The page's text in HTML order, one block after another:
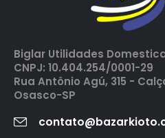
Biglar Utilidades
CNPJ: 10.404.254/0001-29
Rua Antônio Agú, 315 -
Osasco-SP